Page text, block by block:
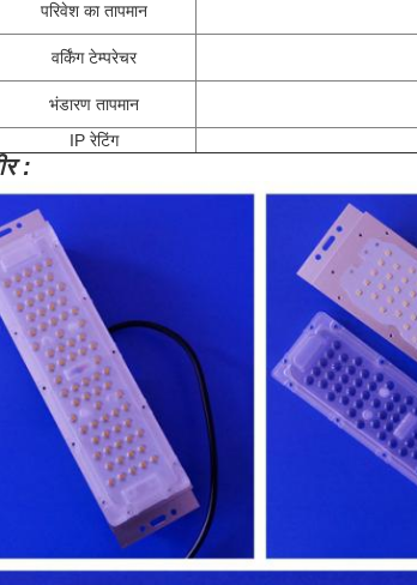
परिवेश का तापमान
वर्किंग टेम्परेचर
भंडारण तापमान
IP रेटिंग
: